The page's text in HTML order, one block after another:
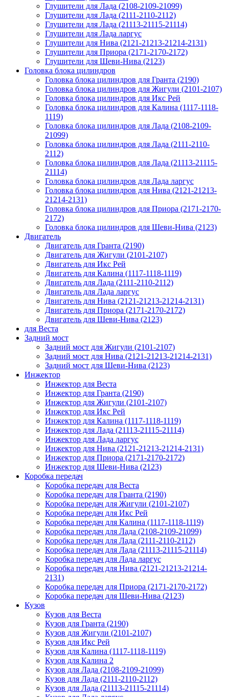
Глушители для Лада (2108-2109-21099)
Глушители для Лада (2111-2110-2112)
Глушители для Лада (21113-21115-21114)
Глушители для Лада ларгус
Глушители для Нива (2121-21213-21214-2131)
Глушители для Приора (2171-2170-2172)
Глушители для Шеви-Нива (2123)
Головка блока цилиндров
Головка блока цилиндров для Гранта (2190)
Головка блока цилиндров для Жигули (2101-2107)
Головка блока цилиндров для Икс Рей
Головка блока цилиндров для Калина (1117-1118-
1119)
Головка блока цилиндров для Лада (2108-2109-
21099)
Головка блока цилиндров для Лада (2111-2110-
2112)
Головка блока цилиндров для Лада (21113-21115-
21114)
Головка блока цилиндров для Лада ларгус
Головка блока цилиндров для Нива (2121-21213-
21214-2131)
Головка блока цилиндров для Приора (2171-2170-
2172)
Головка блока цилиндров для Шеви-Нива (2123)
Двигатель
Двигатель для Гранта (2190)
Двигатель для Жигули (2101-2107)
Двигатель для Икс Рей
Двигатель для Калина (1117-1118-1119)
Двигатель для Лада (2111-2110-2112)
Двигатель для Лада ларгус
Двигатель для Нива (2121-21213-21214-2131)
Двигатель для Приора (2171-2170-2172)
Двигатель для Шеви-Нива (2123)
для Веста
Задний мост
Задний мост для Жигули (2101-2107)
Задний мост для Нива (2121-21213-21214-2131)
Задний мост для Шеви-Нива (2123)
Инжектор
Инжектор для Веста
Инжектор для Гранта (2190)
Инжектор для Жигули (2101-2107)
Инжектор для Икс Рей
Инжектор для Калина (1117-1118-1119)
Инжектор для Лада (21113-21115-21114)
Инжектор для Лада ларгус
Инжектор для Нива (2121-21213-21214-2131)
Инжектор для Приора (2171-2170-2172)
Инжектор для Шеви-Нива (2123)
Коробка передач
Коробка передач для Веста
Коробка передач для Гранта (2190)
Коробка передач для Жигули (2101-2107)
Коробка передач для Икс Рей
Коробка передач для Калина (1117-1118-1119)
Коробка передач для Лада (2108-2109-21099)
Коробка передач для Лада (2111-2110-2112)
Коробка передач для Лада (21113-21115-21114)
Коробка передач для Лада ларгус
Коробка передач для Нива (2121-21213-21214-
2131)
Коробка передач для Приора (2171-2170-2172)
Коробка передач для Шеви-Нива (2123)
Кузов
Кузов для Веста
Кузов для Гранта (2190)
Кузов для Жигули (2101-2107)
Кузов для Икс Рей
Кузов для Калина (1117-1118-1119)
Кузов для Калина 2
Кузов для Лада (2108-2109-21099)
Кузов для Лада (2111-2110-2112)
Кузов для Лада (21113-21115-21114)